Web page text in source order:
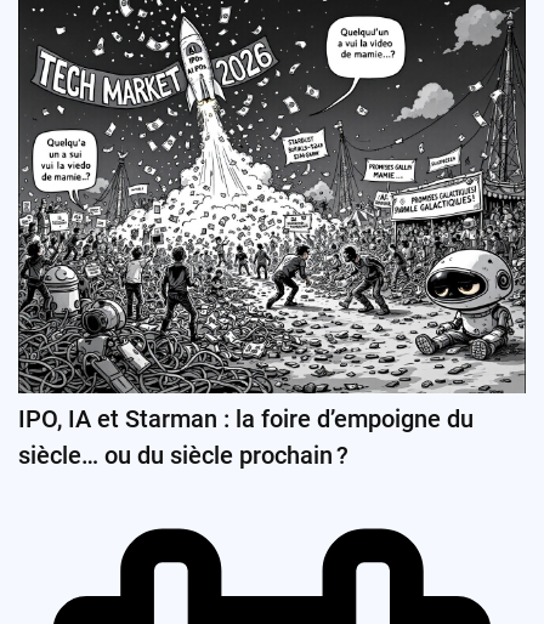
IPO, IA et Starman : la foire d’empoigne du
siècle… ou du siècle prochain ?